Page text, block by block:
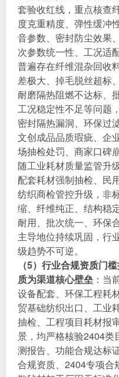
套验收红线，重点核查
度克重精度、弹性缓冲
音参数、密封防尘效果
次参数统一性、工况适
普遍存在纤维混杂回收
差极大、掉毛脱丝超标
耐磨隔热阻燃不达标、
工况稳定性不足等问题
密封隔热漏洞、环保过
文创成品品质瑕疵、企
场抽检处罚、商家口碑
随工业耗材质量监管升
配套耗材强制抽检、民
纺织商检管控升级，非
缩、纤维纯正、结构稳
耐用、批次统一、环保
主导地位持续巩固，行
级趋势不可逆。
（5）行业合规资质门
质为渠道核心壁垒 ：当
设备配套、环保工程耗
贸基础纺织出口、工业
抽检、工程项目耗材报
景，均严格核验2404类
测报告、功能合规达标
合规资质、2404专项合